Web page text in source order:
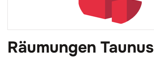
Räumungen Taunus